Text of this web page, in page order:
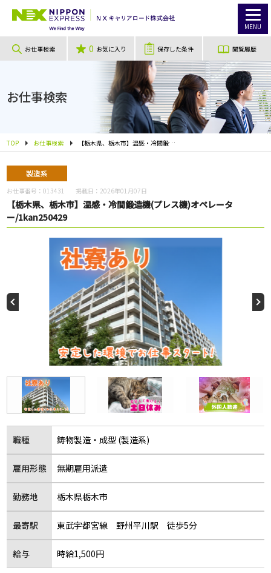
MENU
お仕事検索 0 お気に入り 保存した条件 閲覧履歴
お仕事検索
TOP お仕事検索 【栃木県、栃木市】温感・冷間鍛造機(プレス機)オペレーター/1kan250429
製造系
お仕事番号：013431 掲載日： 2026年01月07日
【栃木県、栃木市】温感・冷間鍛造機(プレス機)オペレータ
ー/1kan250429
職種 鋳物製造・成型 (製造系)
雇用形態 無期雇用派遣
勤務地 栃木県栃木市
最寄駅 東武宇都宮線 野州平川駅 徒歩5分
給与 時給1,500円